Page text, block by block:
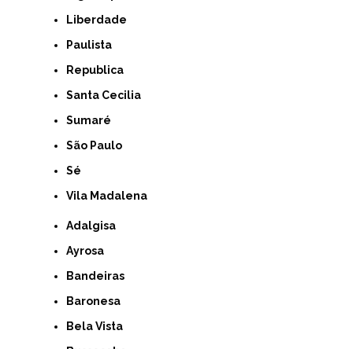
Liberdade
Paulista
Republica
Santa Cecilia
Sumaré
São Paulo
Sé
Vila Madalena
Adalgisa
Ayrosa
Bandeiras
Baronesa
Bela Vista